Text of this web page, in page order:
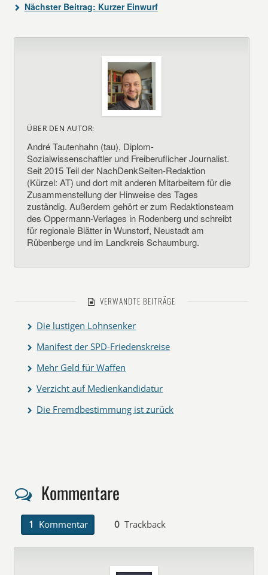
Nächster Beitrag: Kurzer Einwurf
ÜBER DEN AUTOR:
André Tautenhahn (tau), Diplom-
Sozialwissenschaftler und Freiberuflicher Journalist.
Seit 2015 Teil der NachDenkSeiten-Redaktion
(Kürzel: AT) und dort mit anderen Mitarbeitern für die
Zusammenstellung der Hinweise des Tages
zuständig. Außerdem gehört er zum Redaktionsteam
des Oppermann-Verlages in Rodenberg und schreibt
für regionale Blätter in Wunstorf, Neustadt am
Rübenberge und im Landkreis Schaumburg.
VERWANDTE BEITRÄGE
Die lustigen Lohnsenker
Manifest der SPD-Friedenskreise
Mehr Geld für Waffen
Verzicht auf Medienkandidatur
Die Fremdbestimmung ist zurück
Kommentare
1 Kommentar 0 Trackback